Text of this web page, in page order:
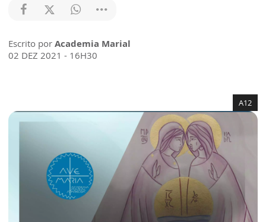
Escrito por Academia Marial
02 DEZ 2021 - 16H30
A12